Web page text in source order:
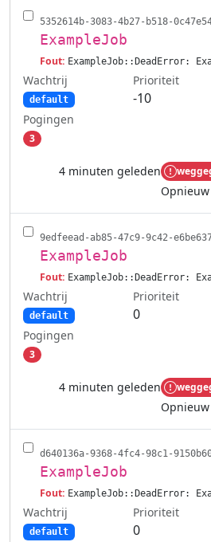
5352614b-3083-4b27-b518-
ExampleJob
Fout: ExampleJob::DeadError:
Wachtrij
default
Prioriteit
-10
Pogingen
3
4 minuten geleden
9edfeead-ab85-47c9-9c42-
ExampleJob
Fout: ExampleJob::DeadError:
Wachtrij
default
Prioriteit
0
Pogingen
3
4 minuten geleden
d640136a-9368-4fc4-98c1-
ExampleJob
Fout: ExampleJob::DeadError:
Wachtrij
default
Prioriteit
0